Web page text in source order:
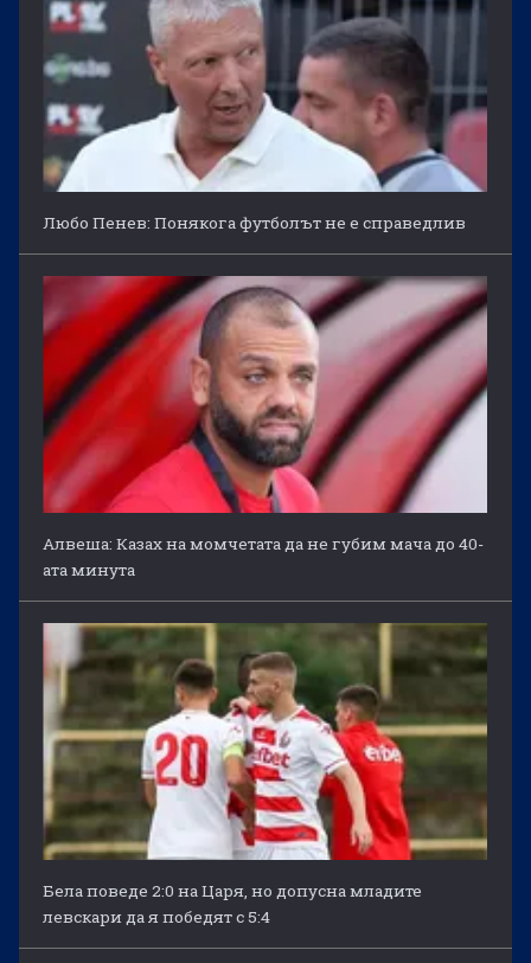
Любо Пенев: Понякога футболът не е справедлив
Алвеша: Казах на момчетата да не губим мача до 40-
ата минута
Бела поведе 2:0 на Царя, но допусна младите
левскари да я победят с 5:4